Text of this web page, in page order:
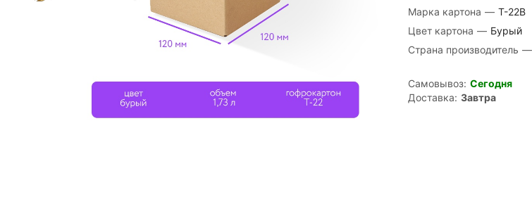
Марка картона — Т-22В
Цвет картона — Бурый
Страна производитель —
Самовывоз: Сегодня
Доставка: Завтра